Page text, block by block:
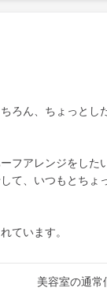
ろん、ちょっとし
フアレンジをした
て、いつもとちょ
ています。
美容室の通常